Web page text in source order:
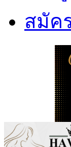
สมัค